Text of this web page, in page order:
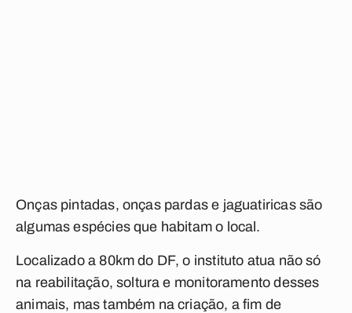
Onças pintadas, onças pardas e jaguatiricas são
algumas espécies que habitam o local.
Localizado a 80km do DF, o instituto atua não só
na reabilitação, soltura e monitoramento desses
animais, mas também na criação, a fim de